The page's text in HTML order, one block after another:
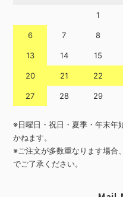
1
6 7 8
13 14 15
20 21 22
27 28 29
※日曜日・祝日・夏季・年末年
かねます。
※ご注文が多数重なります場合
でご了承ください。